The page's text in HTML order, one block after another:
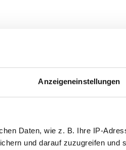
Anzeigeneinstellungen
Daten, wie z. B. Ihre IP-
und darauf zuzugreifen und